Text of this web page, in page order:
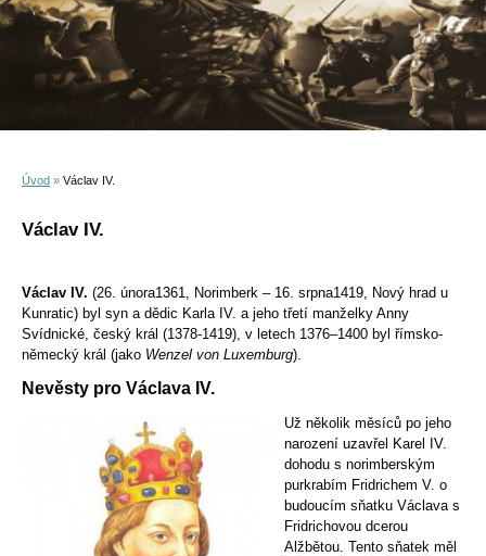
Úvod » Václav IV.
Václav IV.
Václav IV. (26. února1361, Norimberk – 16. srpna1419, Nový hrad u
Kunratic) byl syn a dědic Karla IV. a jeho třetí manželky Anny
Svídnické, český král (1378-1419), v letech 1376–1400 byl římsko-
německý král (jako Wenzel von Luxemburg).
Nevěsty pro Václava IV.
Už několik měsíců po jeho
narození uzavřel Karel IV.
dohodu s norimberským
purkrabím Fridrichem V. o
budoucím sňatku Václava s
Fridrichovou dcerou
Alžbětou. Tento sňatek měl